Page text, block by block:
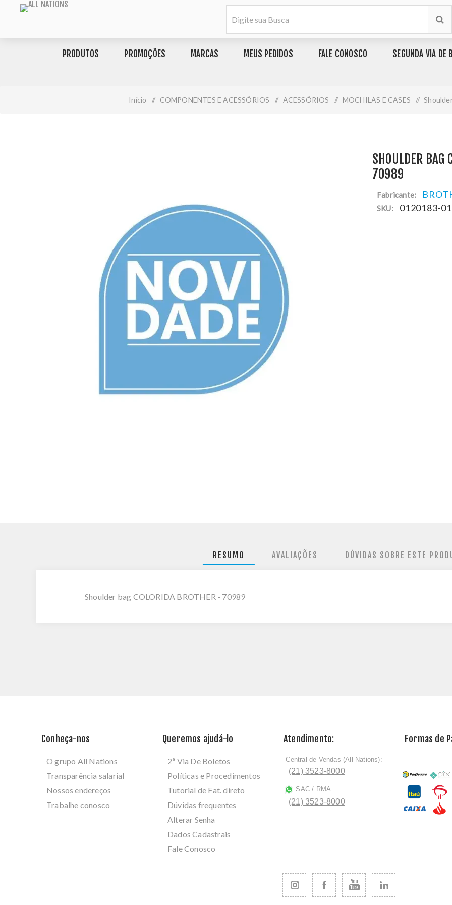
PRODUTOS PROMOÇÕES MARCAS MEUS PEDIDOS FALE CONOSCO SEGUNDA VIA DE
Início / COMPONENTES E ACESSÓRIOS / ACESSÓRIOS / MOCHILAS E CASES /
SHOULDER BAG
70989
Fabricante:
SKU: 0120183-01
RESUMO AVALIAÇÕES DÚVIDAS SOBRE ESTE
Shoulder bag COLORIDA BROTHER - 70989
Conheça-nos
O grupo All Nations
Transparência salarial
Nossos endereços
Trabalhe conosco
Queremos ajudá-lo
2ª Via De Boletos
Políticas e Procedimentos
Tutorial de Fat. direto
Dúvidas frequentes
Alterar Senha
Dados Cadastrais
Fale Conosco
Atendimento:
ﾠCentral de Vendas (All Nations):
(21) 3523-8000
SAC / RMA:
(21) 3523-8000
Formas de